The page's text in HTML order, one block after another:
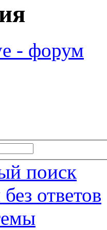
- форум
поиск
ответов